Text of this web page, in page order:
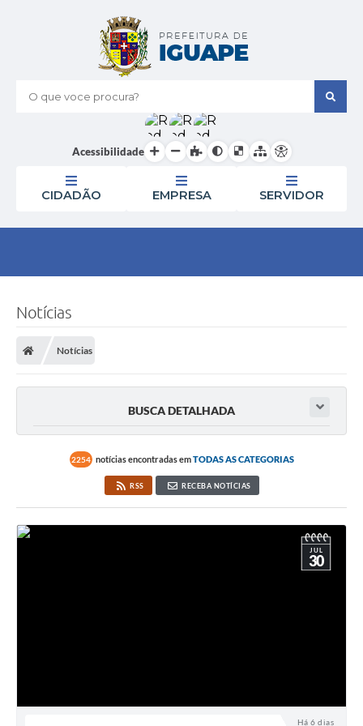
O que voce procura?
Acessibilidade
CIDADÃO EMPRESA SERVIDOR
Notícias
Notícias
BUSCA DETALHADA
2254 notícias encontradas emTODAS AS CATEGORIAS
RSS RECEBA NOTÍCIAS
Há 6 dias
JUL
30